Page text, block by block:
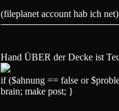
(fileplanet account hab ich net)
Hand ÜBER der Decke ist
if ($ahnung == false or
brain; make post; }